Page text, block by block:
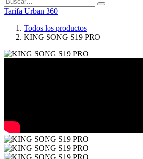
Tarifa Urban 360
Todos los productos
KING SONG S19 PRO